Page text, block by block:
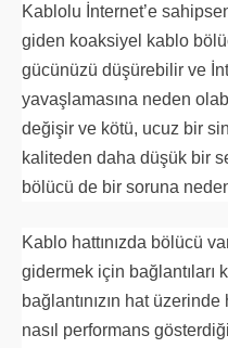
Kablolu İnternet’e
giden koaksiyel kablo
gücünüzü düşürebilir ve
yavaşlamasına neden
değişir ve kötü, ucuz bir
kaliteden daha düşük bir
bölücü de bir soruna
Kablo hattınızda bölücü
gidermek için bağlantıları
bağlantınızın hat
nasıl performans